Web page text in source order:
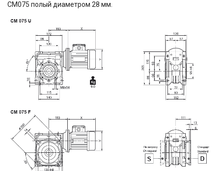
CM075 полый диаметром 28 мм.